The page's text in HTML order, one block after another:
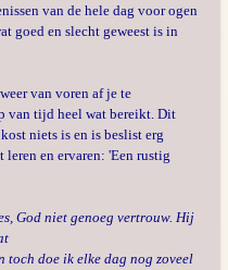
van de hele dag voor ogen
goed en slecht geweest is in
van voren af je te
van tijd heel wat bereikt. Dit
niets is en is beslist erg
en ervaren: 'Een rustig
God niet genoeg vertrouw. Hij
toch doe ik elke dag nog zoveel